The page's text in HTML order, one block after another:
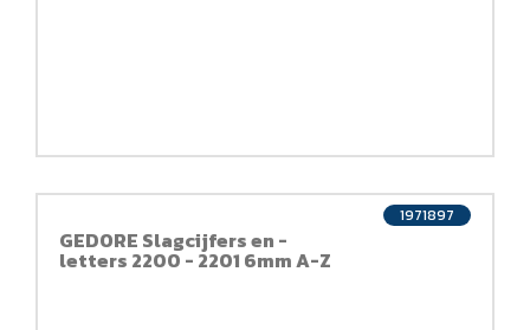
GEDORE Slagcijfers en -
letters 2200 - 2201 6mm A-Z
1971897